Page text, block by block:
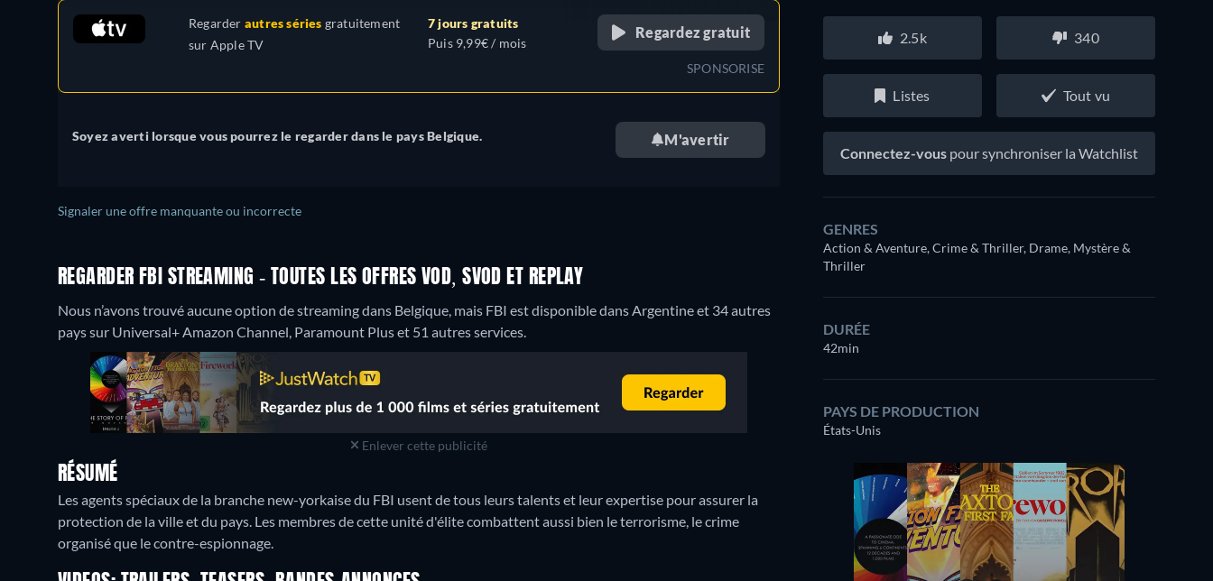
États-Unis + 8
Regarder autres séries gratuitement
sur Apple TV
7 jours gratuits
Puis 9,99€ / mois
Regardez gratuit
SPONSORISE
Soyez averti lorsque vous pourrez le regarder dans le pays Belgique. M'avertir
Signaler une offre manquante ou incorrecte
REGARDER FBI STREAMING - TOUTES LES OFFRES VOD, SVOD ET REPLAY
Nous n’avons trouvé aucune option de streaming dans Belgique, mais FBI est disponible dans Argentine et 34 autres
pays sur Universal+ Amazon Channel, Paramount Plus et 51 autres services.
Enlever cette publicité
RÉSUMÉ
Les agents spéciaux de la branche new-yorkaise du FBI usent de tous leurs talents et leur expertise pour assurer la
protection de la ville et du pays. Les membres de cette unité d'élite combattent aussi bien le terrorisme, le crime
organisé que le contre-espionnage.
2.5k 340
Listes Tout vu
Connectez-vous pour synchroniser la Watchlist
GENRES
Action & Aventure, Crime & Thriller, Drame, Mystère &
Thriller
DURÉE
42min
PAYS DE PRODUCTION
États-Unis